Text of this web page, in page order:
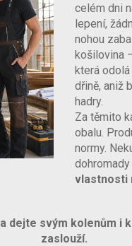
celém dni
lepení,
nohou
košilovina
která
dřině, aniž
hadry.
Za těmito
obalu.
normy.
dohromady
vlastnosti
a dejte svým kolenům i
zaslouží.